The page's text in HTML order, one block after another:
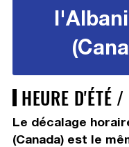
HEURE D'ÉTÉ
Le décalage
(Canada) est le